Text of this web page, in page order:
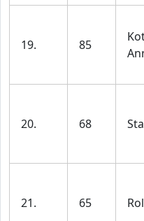
19. 85
20. 68
21. 65